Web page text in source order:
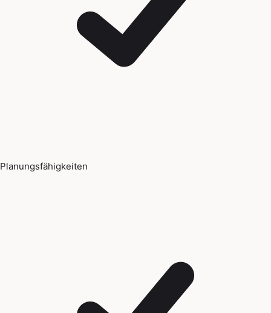
Planungsfähigkeiten